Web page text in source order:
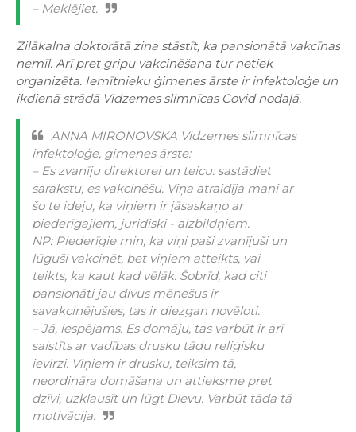
– Meklējiet.
Zilākalna doktorātā zina stāstīt, ka pansionātā vakcīnas
nemīl. Arī pret gripu vakcinēšana tur netiek
organizēta. Iemītnieku ģimenes ārste ir infektoloģe un
ikdienā strādā Vidzemes slimnīcas Covid nodaļā.
ANNA MIRONOVSKA Vidzemes slimnīcas
infektoloģe, ģimenes ārste:
– Es zvanīju direktorei un teicu: sastādiet
sarakstu, es vakcinēšu. Viņa atraidīja mani ar
šo te ideju, ka viņiem ir jāsaskaņo ar
piederīgajiem, juridiski - aizbildņiem.
NP: Piederīgie min, ka viņi paši zvanījuši un
lūguši vakcinēt, bet viņiem atteikts, vai
teikts, ka kaut kad vēlāk. Šobrīd, kad citi
pansionāti jau divus mēnešus ir
savakcinējušies, tas ir diezgan novēloti.
– Jā, iespējams. Es domāju, tas varbūt ir arī
saistīts ar vadības drusku tādu reliģisku
ievirzi. Viņiem ir drusku, teiksim tā,
neordināra domāšana un attieksme pret
dzīvi, uzklausīt un lūgt Dievu. Varbūt tāda tā
motivācija.